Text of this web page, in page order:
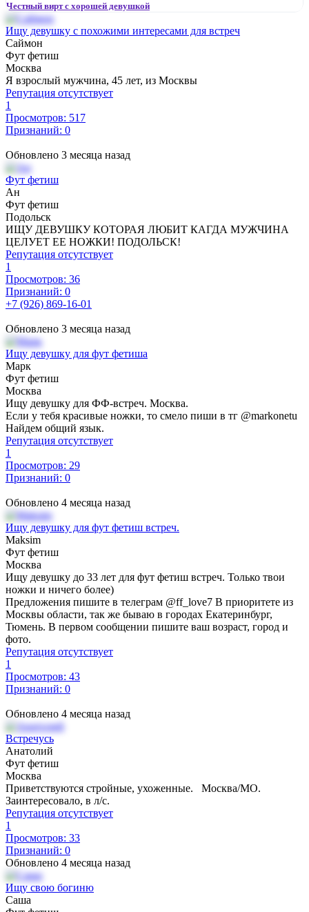
Честный вирт с хорошей девушкой
Ищу девушку с похожими интересами для встреч
Саймон
Фут фетиш
Москва
Я взрослый мужчина, 45 лет, из Москвы
Репутация отсутствует
1
Просмотров: 517
Признаний: 0
Обновлено 3 месяца назад
Фут фетиш
Ан
Фут фетиш
Подольск
ИЩУ ДЕВУШКУ КОТОРАЯ ЛЮБИТ КАГДА МУЖЧИНА
ЦЕЛУЕТ ЕЕ НОЖКИ! ПОДОЛЬСК!
Репутация отсутствует
1
Просмотров: 36
Признаний: 0
+7 (926) 869-16-01
Обновлено 3 месяца назад
Ищу девушку для фут фетиша
Марк
Фут фетиш
Москва
Ищу девушку для ФФ-встреч. Москва.
Если у тебя красивые ножки, то смело пиши в тг @markonetu
Найдем общий язык.
Репутация отсутствует
1
Просмотров: 29
Признаний: 0
Обновлено 4 месяца назад
Ищу девушку для фут фетиш встреч.
Maksim
Фут фетиш
Москва
Ищу девушку до 33 лет для фут фетиш встреч. Только твои
ножки и ничего более)
Предложения пишите в телеграм @ff_love7 В приоритете из
Москвы области, так же бываю в городах Екатеринбург,
Тюмень. В первом сообщении пишите ваш возраст, город и
фото.
Репутация отсутствует
1
Просмотров: 43
Признаний: 0
Обновлено 4 месяца назад
Встречусь
Анатолий
Фут фетиш
Москва
Приветствуются стройные, ухоженные. Москва/МО.
Заинтересовало, в л/с.
Репутация отсутствует
1
Просмотров: 33
Признаний: 0
Обновлено 4 месяца назад
Ищу свою богиню
Саша